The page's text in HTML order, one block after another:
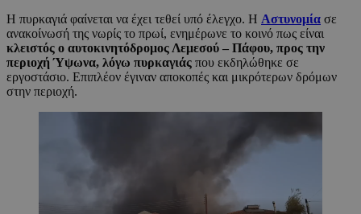
Η πυρκαγιά φαίνεται να έχει τεθεί υπό έλεγχο. Η Αστυνομία σε
ανακοίνωσή της νωρίς το πρωί, ενημέρωνε το κοινό πως είναι
κλειστός ο αυτοκινητόδρομος Λεμεσού – Πάφου, προς την
περιοχή Ύψωνα, λόγω πυρκαγιάς που εκδηλώθηκε σε
εργοστάσιο. Επιπλέον έγιναν αποκοπές και μικρότερων δρόμων
στην περιοχή.